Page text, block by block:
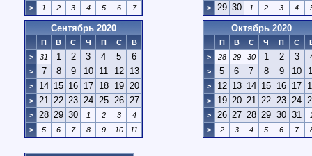
> 1 2 3 4 5 6 7 > 29 30 1 2 3 4
Сентябрь 2020
П В С Ч П С
В
>
31 1 2 3 4 5 6
> 7 8 9 10 11 12 13
> 14 15 16 17 18 19 20
> 21 22 23 24 25 26 27
> 28 29 30 1 2 3
4
>
5 6 7 8 9 10 11
Октябрь 2020
П В С Ч П С
>
28 29 30 1 2 3
> 5 6 7 8 9 10
> 12 13 14 15 16 17
> 19 20 21 22 23 24
> 26 27 28 29 30 31
>
2 3 4 5 6 7